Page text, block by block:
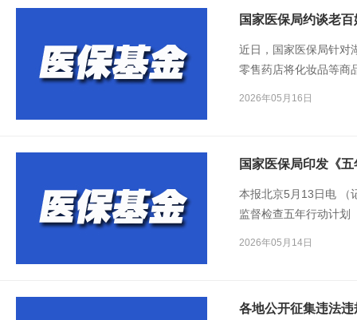
近日，国家医保局针对
零售药店将化妆品等商
2026年05月16日
国家医保局印发《
本报北京5月13日电 （
监督检查五年行动计
2026年05月14日
各地公开征集违法